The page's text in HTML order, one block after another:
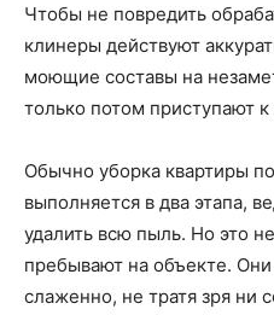
Чтобы не повредить
клинеры действуют
моющие составы на
только потом приступают к
Обычно уборка квартиры
выполняется в два этапа,
удалить всю пыль. Но это
пребывают на объекте.
слаженно, не тратя зря ни